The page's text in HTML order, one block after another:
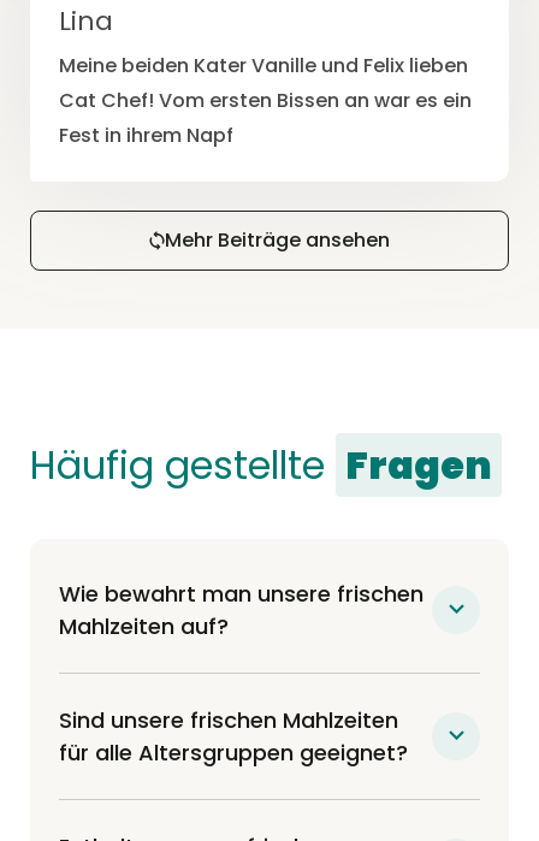
Lina
Meine beiden Kater Vanille und Felix lieben
Cat Chef! Vom ersten Bissen an war es ein
Fest in ihrem Napf
Mehr Beiträge ansehen
Häufig gestellte Fragen
Wie bewahrt man unsere frischen
Mahlzeiten auf?
können entweder 7 Tage im Kühlschrank
oder bis zu 6 Monate im Gefrierschrank
Sind unsere frischen Mahlzeiten
für alle Altersgruppen geeignet?